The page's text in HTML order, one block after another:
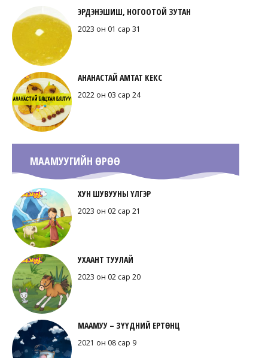
ЭРДЭНЭШИШ, НОГООТОЙ ЗУТАН
2023 он 01 сар 31
АНАНАСТАЙ АМТАТ КЕКС
2022 он 03 сар 24
МААМУУГИЙН ӨРӨӨ
ХУН ШУВУУНЫ ҮЛГЭР
2023 он 02 сар 21
УХААНТ ТУУЛАЙ
2023 он 02 сар 20
МААМУУ – ЗҮҮДНИЙ ЕРТӨНЦ
2021 он 08 сар 9